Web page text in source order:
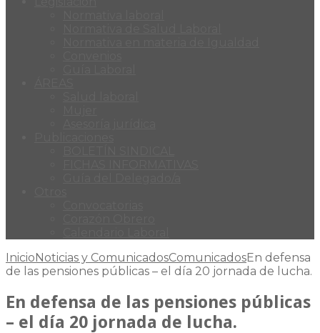
InicioNoticias y ComunicadosComunicadosEn defensa
de las pensiones públicas – el día 20 jornada de lucha.
En defensa de las pensiones públicas
– el día 20 jornada de lucha.